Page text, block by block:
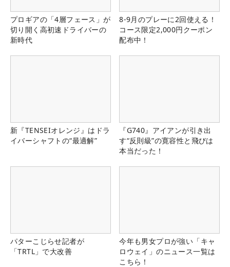
プロギアの「4層フェース」が
切り開く高初速ドライバーの
新時代
8-9月のプレーに2回使える！
コース限定2,000円クーポン
配布中！
新『TENSEIオレンジ』はドラ
イバーシャフトの“最適解”
『G740』アイアンが引き出
す“反則級”の寛容性と飛びは
本当だった！
パターこじらせ記者が
「TRTL」で大改善
今年も男女プロが強い「キャ
ロウェイ」のニュース一覧は
こちら！